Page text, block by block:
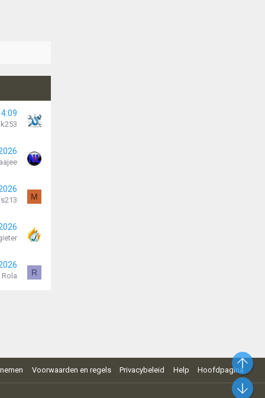
M
Rola R
Voorwaarden en regels Privacybeleid Help Hoofdpagina